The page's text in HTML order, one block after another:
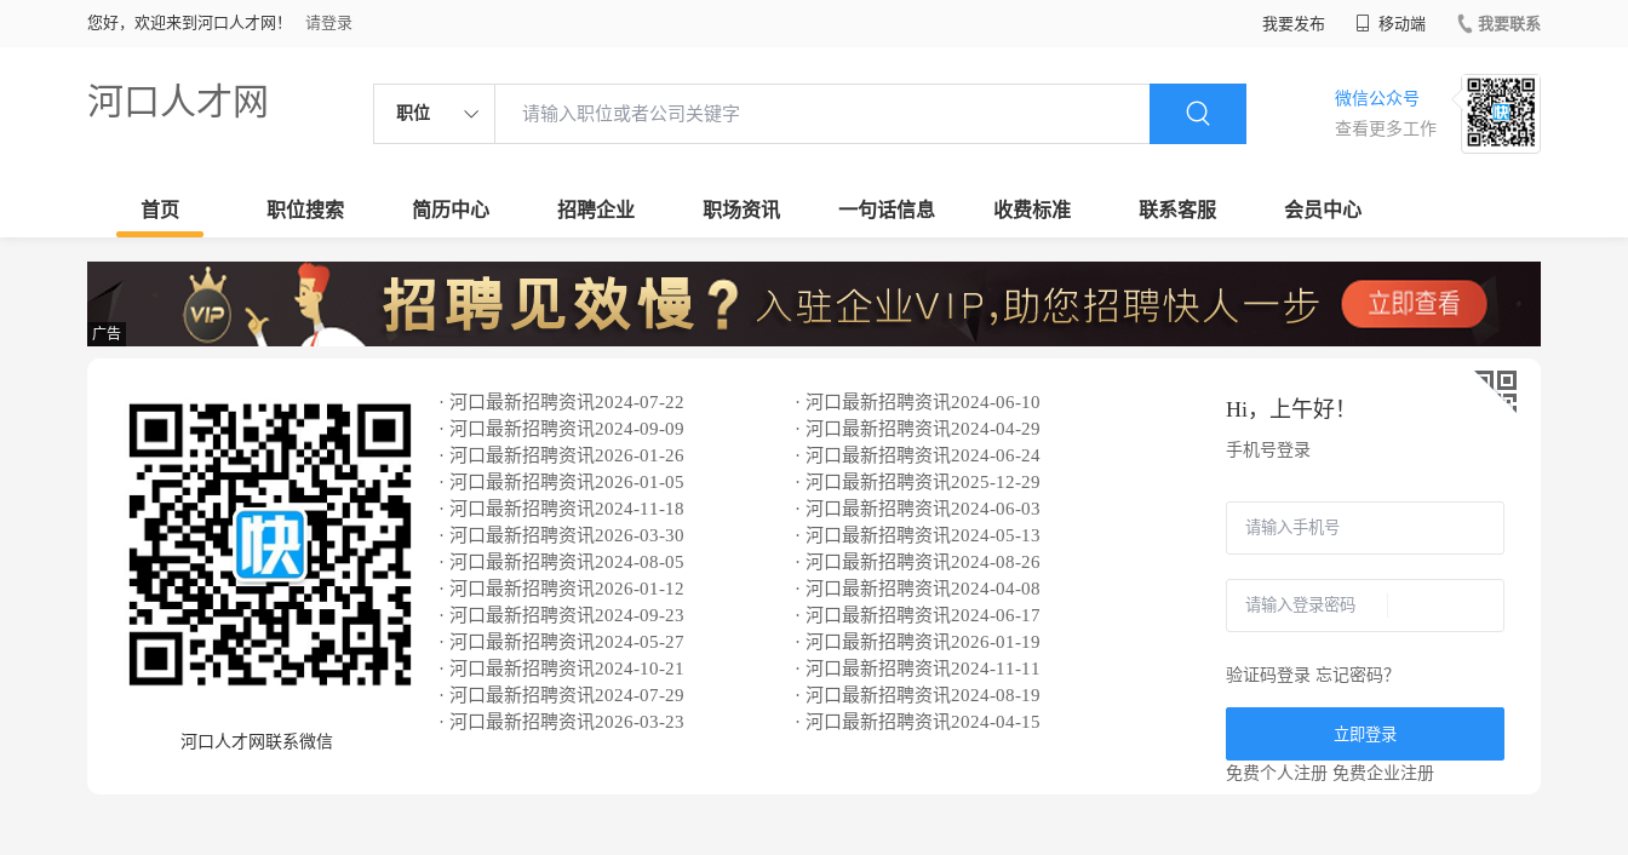
您好，欢迎来到河口人才网！ 请登录 我要发布 移动端 我要联系
河口人才网 职位
微信公众号
查看更多工作
首页 职位搜索 简历中心 招聘企业 职场资讯 一句话信息 收费标准 联系客服 会员中心
广告
河口人才网联系微信
· 河口最新招聘资讯2024-07-22
· 河口最新招聘资讯2024-06-10
· 河口最新招聘资讯2024-09-09
· 河口最新招聘资讯2024-04-29
· 河口最新招聘资讯2026-01-26
· 河口最新招聘资讯2024-06-24
· 河口最新招聘资讯2026-01-05
· 河口最新招聘资讯2025-12-29
· 河口最新招聘资讯2024-11-18
· 河口最新招聘资讯2024-06-03
· 河口最新招聘资讯2026-03-30
· 河口最新招聘资讯2024-05-13
· 河口最新招聘资讯2024-08-05
· 河口最新招聘资讯2024-08-26
· 河口最新招聘资讯2026-01-12
· 河口最新招聘资讯2024-04-08
· 河口最新招聘资讯2024-09-23
· 河口最新招聘资讯2024-06-17
· 河口最新招聘资讯2024-05-27
· 河口最新招聘资讯2026-01-19
· 河口最新招聘资讯2024-10-21
· 河口最新招聘资讯2024-11-11
· 河口最新招聘资讯2024-07-29
· 河口最新招聘资讯2024-08-19
· 河口最新招聘资讯2026-03-23
· 河口最新招聘资讯2024-04-15
Hi， 上午好！
手机号登录
验证码登录 忘记密码？
立即登录
免费个人注册 免费企业注册